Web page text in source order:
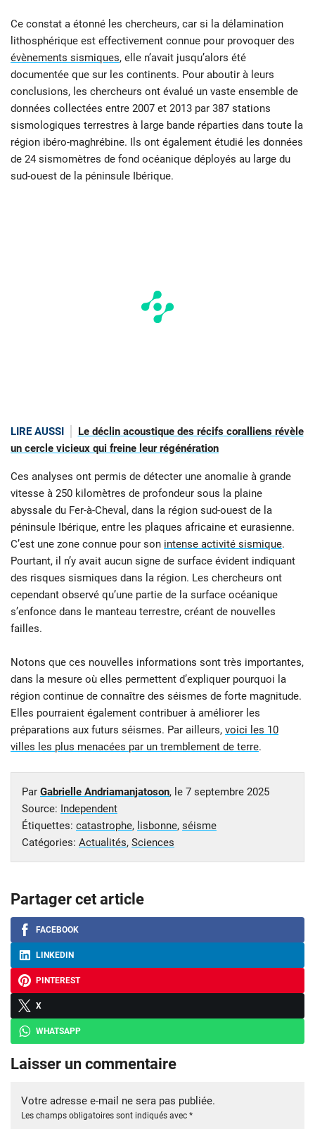
Ce constat a étonné les chercheurs, car si la délamination
lithosphérique est effectivement connue pour provoquer des
évènements sismiques, elle n’avait jusqu’alors été
documentée que sur les continents. Pour aboutir à leurs
conclusions, les chercheurs ont évalué un vaste ensemble de
données collectées entre 2007 et 2013 par 387 stations
sismologiques terrestres à large bande réparties dans toute la
région ibéro-maghrébine. Ils ont également étudié les données
de 24 sismomètres de fond océanique déployés au large du
sud-ouest de la péninsule Ibérique.
LIRE AUSSI
Le déclin acoustique des récifs coralliens révèle
un cercle vicieux qui freine leur régénération
Ces analyses ont permis de détecter une anomalie à grande
vitesse à 250 kilomètres de profondeur sous la plaine
abyssale du Fer-à-Cheval, dans la région sud-ouest de la
péninsule Ibérique, entre les plaques africaine et eurasienne.
C’est une zone connue pour son intense activité sismique.
Pourtant, il n’y avait aucun signe de surface évident indiquant
des risques sismiques dans la région. Les chercheurs ont
cependant observé qu’une partie de la surface océanique
s’enfonce dans le manteau terrestre, créant de nouvelles
failles.
Notons que ces nouvelles informations sont très importantes,
dans la mesure où elles permettent d’expliquer pourquoi la
région continue de connaître des séismes de forte magnitude.
Elles pourraient également contribuer à améliorer les
préparations aux futurs séismes. Par ailleurs, voici les 10
villes les plus menacées par un tremblement de terre.
Par Gabrielle Andriamanjatoson, le 7 septembre 2025
Source: Independent
Étiquettes: catastrophe, lisbonne, séisme
Catégories: Actualités, Sciences
Partager cet article
FACEBOOK
LINKEDIN
PINTEREST
X
WHATSAPP
Laisser un commentaire
Votre adresse e-mail ne sera pas publiée.
Les champs obligatoires sont indiqués avec *